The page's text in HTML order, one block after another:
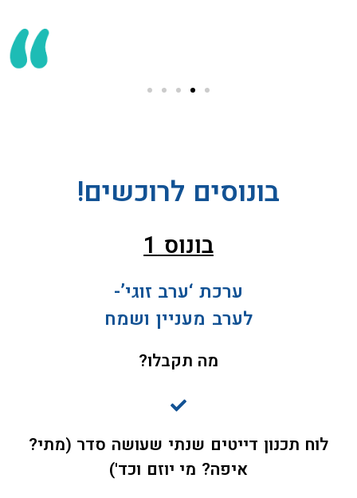
בונוסים לרוכשים!
בונוס 1
ערכת ‘ערב זוגי’-
לערב מעניין ושמח
מה תקבלו?
לוח תכנון דייטים שנתי שעושה סדר (מתי?
איפה? מי יוזם וכד')